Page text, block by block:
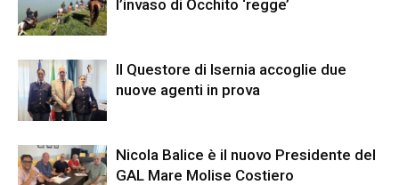
l’invaso di Occhito ‘regge’
Il Questore di Isernia accoglie due
nuove agenti in prova
Nicola Balice è il nuovo Presidente del
GAL Mare Molise Costiero